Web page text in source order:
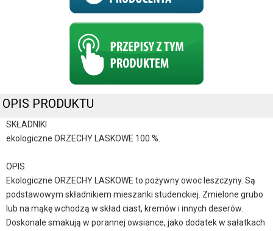
OPIS PRODUKTU
SKŁADNIKI
ekologiczne ORZECHY LASKOWE 100 %.
OPIS
Ekologiczne ORZECHY LASKOWE to pożywny owoc leszczyny. Są
podstawowym składnikiem mieszanki studenckiej. Zmielone grubo
lub na mąkę wchodzą w skład ciast, kremów i innych deserów.
Doskonale smakują w porannej owsiance, jako dodatek w sałatkach